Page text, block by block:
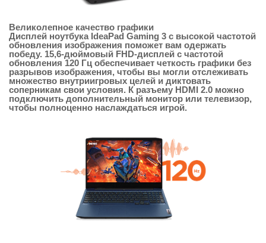
Великолепное качество графики
Дисплей ноутбука IdeaPad Gaming 3 с высокой частотой
обновления изображения поможет вам одержать
победу. 15,6-дюймовый FHD-дисплей с частотой
обновления 120 Гц обеспечивает четкость графики без
разрывов изображения, чтобы вы могли отслеживать
множество внутриигровых целей и диктовать
соперникам свои условия. К разъему HDMI 2.0 можно
подключить дополнительный монитор или телевизор,
чтобы полноценно наслаждаться игрой.